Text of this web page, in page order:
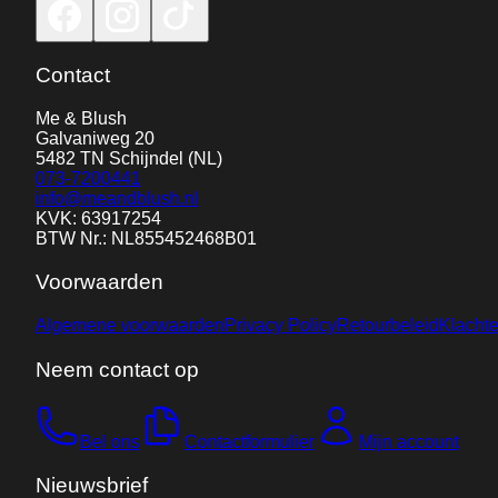
Contact
Me & Blush
Galvaniweg 20
5482 TN Schijndel (NL)
073-7200441
info@meandblush.nl
KVK: 63917254
BTW Nr.: NL855452468B01
Voorwaarden
Algemene voorwaardenPrivacy PolicyRetourbeleid
Neem contact op
Bel ons Contactformulier Mijn account
Nieuwsbrief